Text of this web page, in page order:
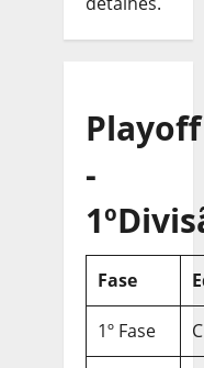
Playoff
-
Fase
1º Fase